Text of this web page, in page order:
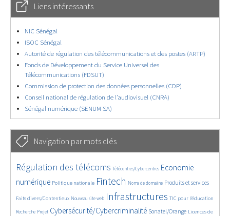
Liens intéressants
NIC Sénégal
ISOC Sénégal
Autorité de régulation des télécommunications et des postes (ARTP)
Fonds de Développement du Service Universel des
Télécommunications (FDSUT)
Commission de protection des données personnelles (CDP)
Conseil national de régulation de l’audiovisuel (CNRA)
Sénégal numérique (SENUM SA)
Navigation par mots clés
4609/5775
Régulation des télécoms
380/5775 Télécentres/Cybercentres
3644/5775
Economie
numérique
1894/5775 Politique nationale
5259/5775 Fintech
685/5775 Noms de domaine
2329/5775 Produits et services
1554/5775
Faits divers/Contentieux Nouveau site web Infrastructures TIC pour l’éducation
Recherche
246/5775Projet
3707/5775 Cybersécurité/Cybercriminalité
2281/5775 Sonatel/Orange
1634/5775
Licences de